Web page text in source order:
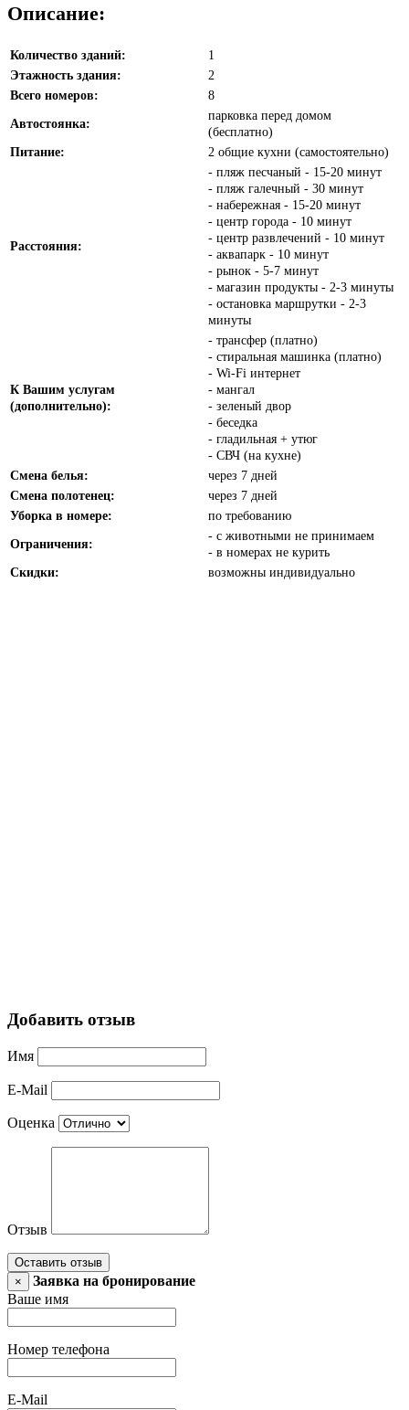
Описание:
Количество зданий:
1
Этажность здания:
2
Всего номеров:
8
Автостоянка:
парковка перед домом
(бесплатно)
Питание:
2 общие кухни (самостоятельно)
Расстояния:
- пляж песчаный - 15-20 минут
- пляж галечный - 30 минут
- набережная - 15-20 минут
- центр города - 10 минут
- центр развлечений - 10 минут
- аквапарк - 10 минут
- рынок - 5-7 минут
- магазин продукты - 2-3 минуты
- остановка маршрутки - 2-3
минуты
К Вашим услугам
(дополнительно):
- трансфер (платно)
- стиральная машинка (платно)
- Wi-Fi интернет
- мангал
- зеленый двор
- беседка
- гладильная + утюг
- СВЧ (на кухне)
Смена белья:
через 7 дней
Смена полотенец:
через 7 дней
Уборка в номере:
по требованию
Ограничения:
- с животными не принимаем
- в номерах не курить
Скидки:
возможны индивидуально
Добавить отзыв
Имя
E-Mail
Оценка
Отзыв
Оставить отзыв
×
Заявка на бронирование
Ваше имя
Номер телефона
E-Mail